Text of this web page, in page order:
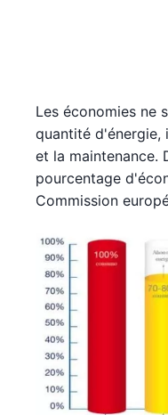
Les économies ne
quantité d'énergie,
et la maintenance.
pourcentage
Commission